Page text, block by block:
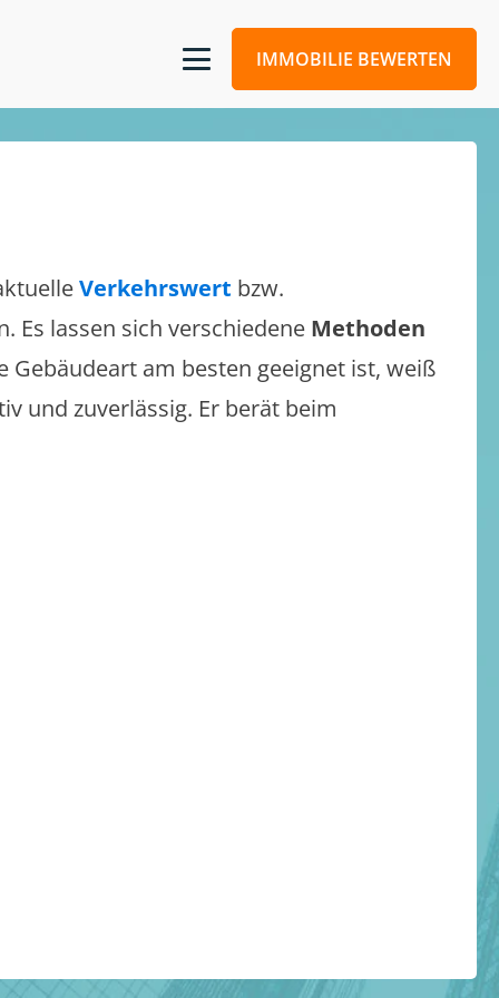
IMMOBILIE BEWERTEN
Verkehrswert bzw.
Es lassen sich verschiedene Methoden
Gebäudeart am besten geeignet ist, weiß
und zuverlässig. Er berät beim